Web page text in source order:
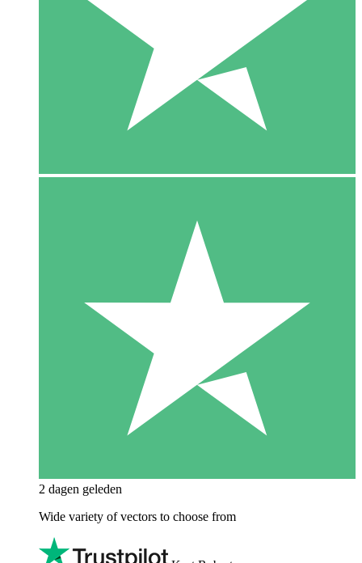
2 dagen geleden
Wide variety of vectors to choose from